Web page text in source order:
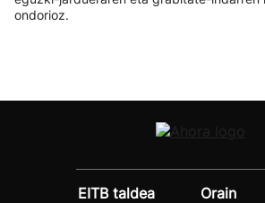
ondorioz.
EITB taldea
Orain